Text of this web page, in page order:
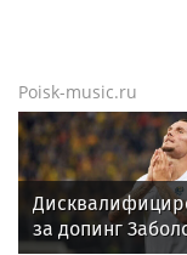
Poisk-music.ru
за допинг